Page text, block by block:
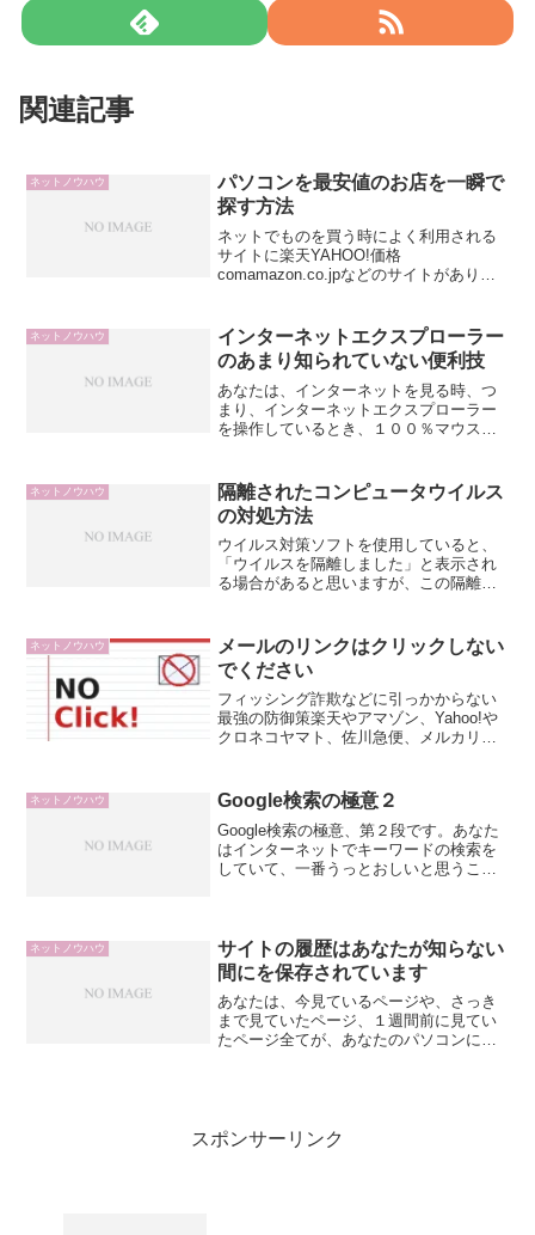
関連記事
ネットノウハウ
パソコンを最安値のお店を一瞬で
探す方法
ネットでものを買う時によく利用される
サイトに楽天YAHOO!価格
comamazon.co.jpなどのサイトがありま
倒ですよね。誰か一括で最安値のお店を
見つけて来てくれな...
ネットノウハウ
インターネットエクスプローラー
のあまり知られていない便利技
あなたは、インターネットを見る時、つ
まり、インターネットエクスプローラー
を操作しているとき、１００％マウスの
技を覚えればかなり助かることもあると
思いますよ。あまり多くは...
ネットノウハウ
隔離されたコンピュータウイルス
の対処方法
ウイルス対策ソフトを使用していると、
「ウイルスを隔離しました」と表示され
る場合があると思いますが、この隔離さ
ァイルごと」隔離されます。隔離された
ファイルが必要なものか、...
ネットノウハウ
メールのリンクはクリックしない
でください
フィッシング詐欺などに引っかからない
最強の防御策楽天やアマゾン、Yahoo!や
クロネコヤマト、佐川急便、メルカリな
大事なことなので、大きな字で書きます
が、絶対にメールの...
ネットノウハウ Google検索の極意２
Google検索の極意、第２段です。あなた
はインターネットでキーワードの検索を
していて、一番うっとおしいと思うこと
の技の登場です。「...
ネットノウハウ
サイトの履歴はあなたが知らない
間にを保存されています
あなたは、今見ているページや、さっき
まで見ていたページ、１週間前に見てい
たページ全てが、あなたのパソコンに保
スポンサーリンク